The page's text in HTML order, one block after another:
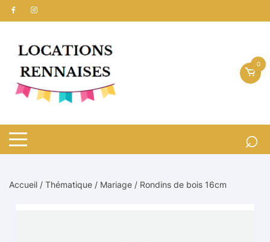
Aller
au
0
Accueil / Thématique / Mariage / Rondins de bois 16cm